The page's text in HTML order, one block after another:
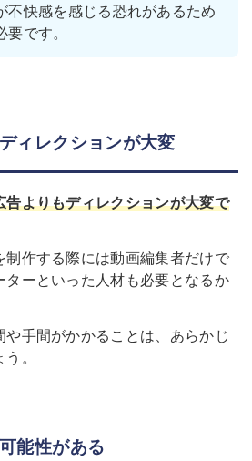
不快感を感じる恐れがあるため
です。
ィレクションが大変
告よりもディレクションが大変で
制作する際には動画編集者だけで
ターといった人材も必要となるか
手間がかかることは、あらかじ
。
能性がある